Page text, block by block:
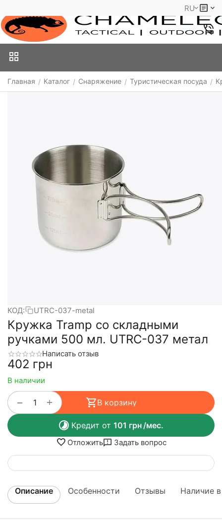
RU
Главная / Каталог / Снаряжение / Туристическая посуда /
КОД: UTRC-037-metal
Кружка Tramp со складными
ручками 500 мл. UTRC-037 метал
Написать отзыв
‍402‍ грн
В наличии
+
− В корзину
Кредит от 101 грн/мес.
Отложить Задать вопрос
Описание Особенности Отзывы Наличие